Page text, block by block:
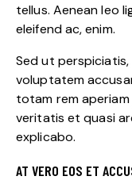
tellus. Aenean leo
eleifend ac, enim.
Sed ut
voluptatem
totam rem
veritatis et quasi
explicabo.
AT VERO EOS ET